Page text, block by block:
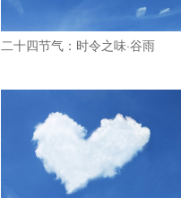
二十四节气：时令之味·谷雨